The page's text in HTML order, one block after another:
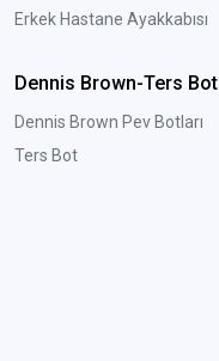
Erkek Hastane Ayakkabısı
Dennis Brown-Ters Bot
Dennis Brown Pev Botları
Ters Bot